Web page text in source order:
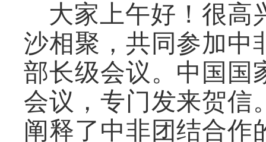
大家上午好！很高
沙相聚，共同参加中
部长级会议。中国国
会议，专门发来贺信
阐释了中非团结合作